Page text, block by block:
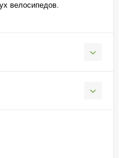
велосипедов.